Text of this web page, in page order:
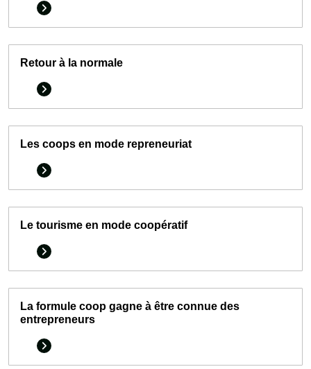
Retour à la normale
Les coops en mode repreneuriat
Le tourisme en mode coopératif
La formule coop gagne à être connue des
entrepreneurs